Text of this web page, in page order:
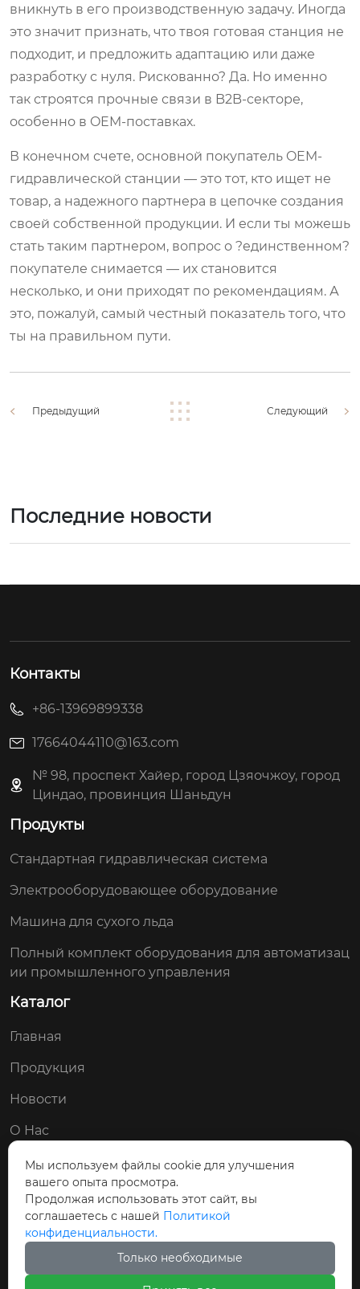
вникнуть в его производственную задачу. Иногда
это значит признать, что твоя готовая станция не
подходит, и предложить адаптацию или даже
разработку с нуля. Рискованно? Да. Но именно
так строятся прочные связи в B2B-секторе,
особенно в OEM-поставках.
В конечном счете, основной покупатель OEM-
гидравлической станции — это тот, кто ищет не
товар, а надежного партнера в цепочке создания
своей собственной продукции. И если ты можешь
стать таким партнером, вопрос о ?единственном?
покупателе снимается — их становится
несколько, и они приходят по рекомендациям. А
это, пожалуй, самый честный показатель того, что
ты на правильном пути.
Предыдущий Следующий
Последние новости
Контакты
+86-13969899338
17664044110@163.com
№ 98, проспект Хайер, город Цзяочжоу, город
Циндао, провинция Шаньдун
Продукты
Стандартная гидравлическая система
Электрооборудовающее оборудование
Машина для сухого льда
Полный комплект оборудования для автоматизац
ии промышленного управления
Каталог
Главная
Продукция
Новости
О Нас
Контакты
Мы в соц. сетях:
 
Мы используем файлы cookie для улучшения
вашего опыта просмотра.
Продолжая использовать этот сайт, вы
соглашаетесь с нашей Политикой
конфиденциальности.
Только необходимые